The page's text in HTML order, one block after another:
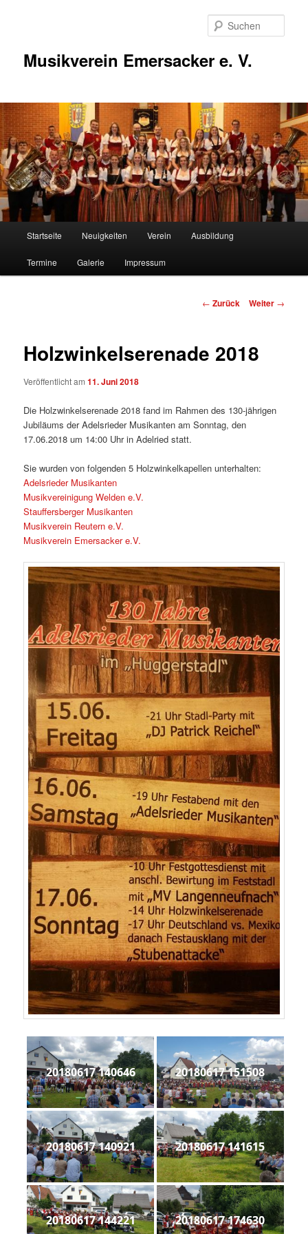
Musikverein Emersacker e. V.
Startseite Neuigkeiten Verein Ausbildung
Termine Galerie Impressum
Beitragsnavigation
← Zurück Weiter →
Holzwinkelserenade 2018
Veröffentlicht am11. Juni 2018
Die Holzwinkelserenade 2018 fand im Rahmen des 130-jährigen
Jubiläums der Adelsrieder Musikanten am Sonntag, den
17.06.2018 um 14:00 Uhr in Adelried statt.
Sie wurden von folgenden 5 Holzwinkelkapellen unterhalten:
Adelsrieder Musikanten
Musikvereinigung Welden e.V.
Stauffersberger Musikanten
Musikverein Reutern e.V.
Musikverein Emersacker e.V.
20180617 140646 20180617 151508
20180617 140921 20180617 141615
20180617 144221 20180617 174630